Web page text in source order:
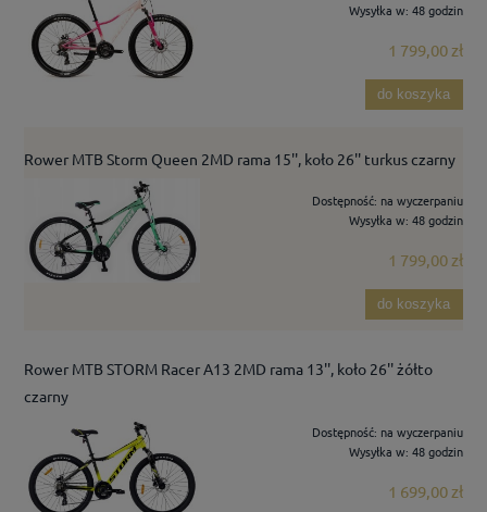
Wysyłka w: 48 godzin
1 799,00 zł
do koszyka
Rower MTB Storm Queen 2MD rama 15'', koło 26'' turkus czarny
Dostępność: na wyczerpaniu
Wysyłka w: 48 godzin
1 799,00 zł
do koszyka
Rower MTB STORM Racer A13 2MD rama 13'', koło 26'' żółto
czarny
Dostępność: na wyczerpaniu
Wysyłka w: 48 godzin
1 699,00 zł